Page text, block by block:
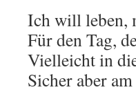
Ich will leben,
Für den Tag,
Vielleicht in
Sicher aber